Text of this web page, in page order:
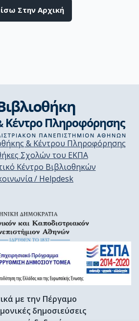
Στην Αρχική
& Κέντρου Πληροφόρησης
Σχολών του ΕΚΠΑ
Κέντρο Βιβλιοθηκών
/ Helpdesk
με την Πέργαμο
δημοσιεύσεις